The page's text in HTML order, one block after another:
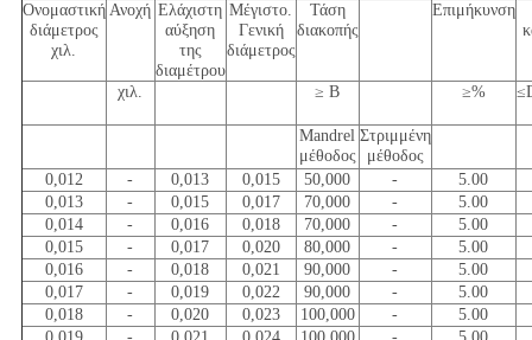
Ονομαστική
διάμετρος
χιλ.
Ανοχή Ελάχιστη
αύξηση
της
διαμέτρου
Μέγιστο.
Γενική
διάμετρος
Τάση
διακοπής
Επιμήκυνση
χιλ. ≥ Β ≥%
Mandrel
μέθοδος
Στριμμένη
μέθοδος
0,012
- 0,013 0,015 50,000 -
5.00
0,013
- 0,015 0,017 70,000 -
5.00
0,014
- 0,016 0,018 70,000 -
5.00
0,015
- 0,017 0,020 80,000 -
5.00
0,016
- 0,018 0,021 90,000 -
5.00
0,017
- 0,019 0,022 90,000 -
5.00
0,018
- 0,020 0,023 100,000 -
5.00